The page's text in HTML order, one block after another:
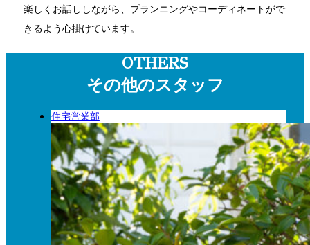
楽しくお話ししながら、プランニングやコーディネートがで
きるよう心掛けています。
OTHERS
その他のスタッフ
住宅営業部